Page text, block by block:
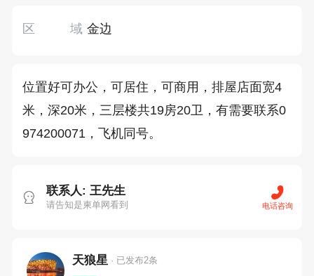
区域 金边
位置好可办公，可居住，可商用，排屋店面宽4
米，深20米，三层楼共19房20卫，有需要联系0
974200071，飞机同号。
联系人: 王先生
请告知是柬单网看到 电话咨询
天狼星 · 已发布2条